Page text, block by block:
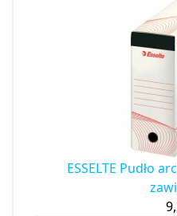
ESSELTE Pudło